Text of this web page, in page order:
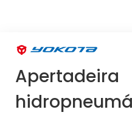
Apertadeira